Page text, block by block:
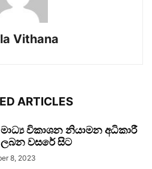
Vithana
ARTICLES
මාධ්‍ය විකාශන නියාමන අධිකාරී
වසරේ සිට
8, 2023